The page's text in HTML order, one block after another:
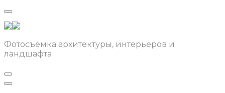
Фотосъемка архитектуры, интерьеров и
ландшафта